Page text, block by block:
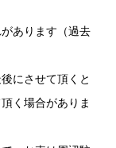
あります（過去
にさせて頂くと
く場合がありま